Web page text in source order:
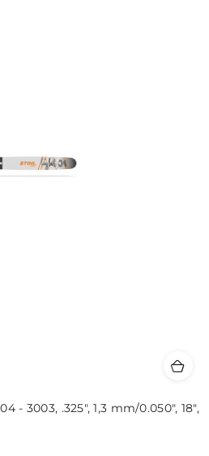
- 3003, .325", 1,3 mm/0.050", 18",